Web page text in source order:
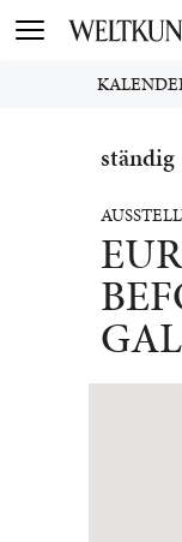
Toggle
ständig